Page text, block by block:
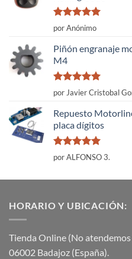
Valorado
con
por Anónimo
Piñón engranaje
M4
Valorado
con
por Javier Cristobal
Repuesto
placa dígitos
Valorado
con
por ALFONSO 3.
HORARIO Y UBICACIÓN:
Tienda Online (No
06002 Badajoz (España).